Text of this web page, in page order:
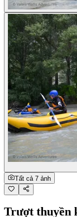
Tất cả 7 ảnh
Trượt thuyền